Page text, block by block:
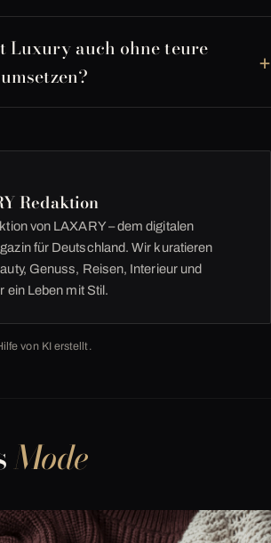
Luxury auch ohne teure
Redaktion
von LAXARY – dem digitalen
für Deutschland. Wir kuratieren
Genuss, Reisen, Interieur und
ein Leben mit Stil.
von KI erstellt.
Mode